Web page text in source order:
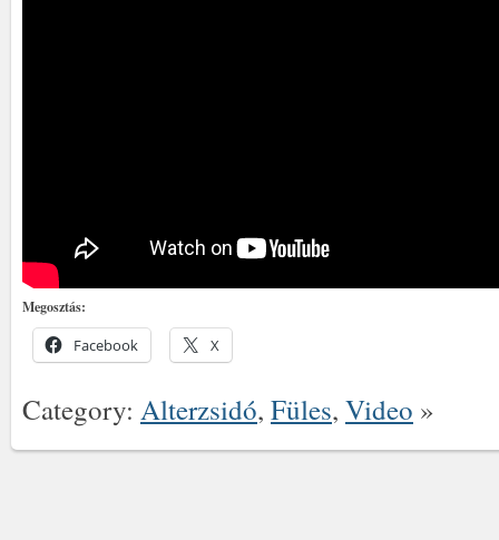
Megosztás:
Facebook X
Category: Alterzsidó, Füles, Video »